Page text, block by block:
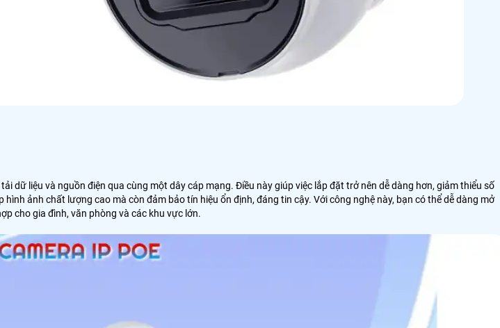
dữ liệu và nguồn điện qua cùng một dây cáp mạng. Điều này giúp việc lắp đặt trở nên dễ dàng hơn, giảm thiểu số
ảnh chất lượng cao mà còn đảm bảo tín hiệu ổn định, đáng tin cậy. Với công nghệ này, bạn có thể dễ dàng mở
cho gia đình, văn phòng và các khu vực lớn.